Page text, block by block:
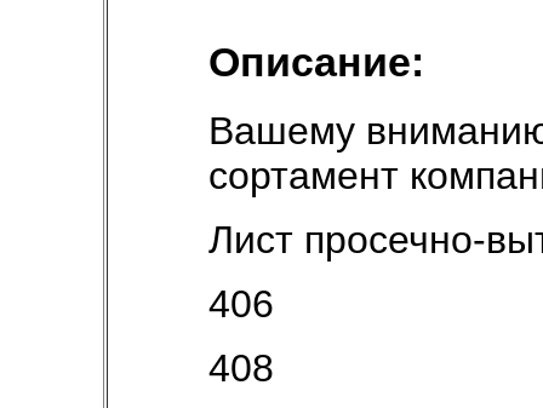
Описание:
Вашему
сортамент
Лист просечно-
406
408